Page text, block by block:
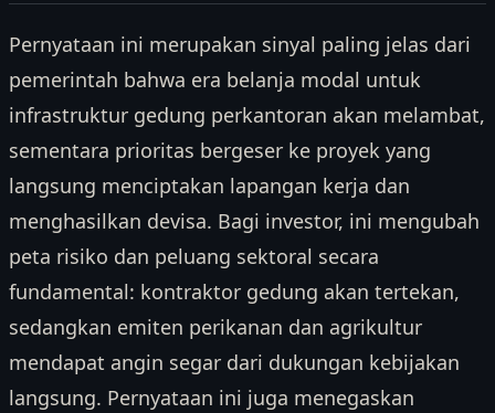
Pernyataan ini merupakan sinyal paling jelas dari
pemerintah bahwa era belanja modal untuk
infrastruktur gedung perkantoran akan melambat,
sementara prioritas bergeser ke proyek yang
langsung menciptakan lapangan kerja dan
menghasilkan devisa. Bagi investor, ini mengubah
peta risiko dan peluang sektoral secara
fundamental: kontraktor gedung akan tertekan,
sedangkan emiten perikanan dan agrikultur
mendapat angin segar dari dukungan kebijakan
langsung. Pernyataan ini juga menegaskan